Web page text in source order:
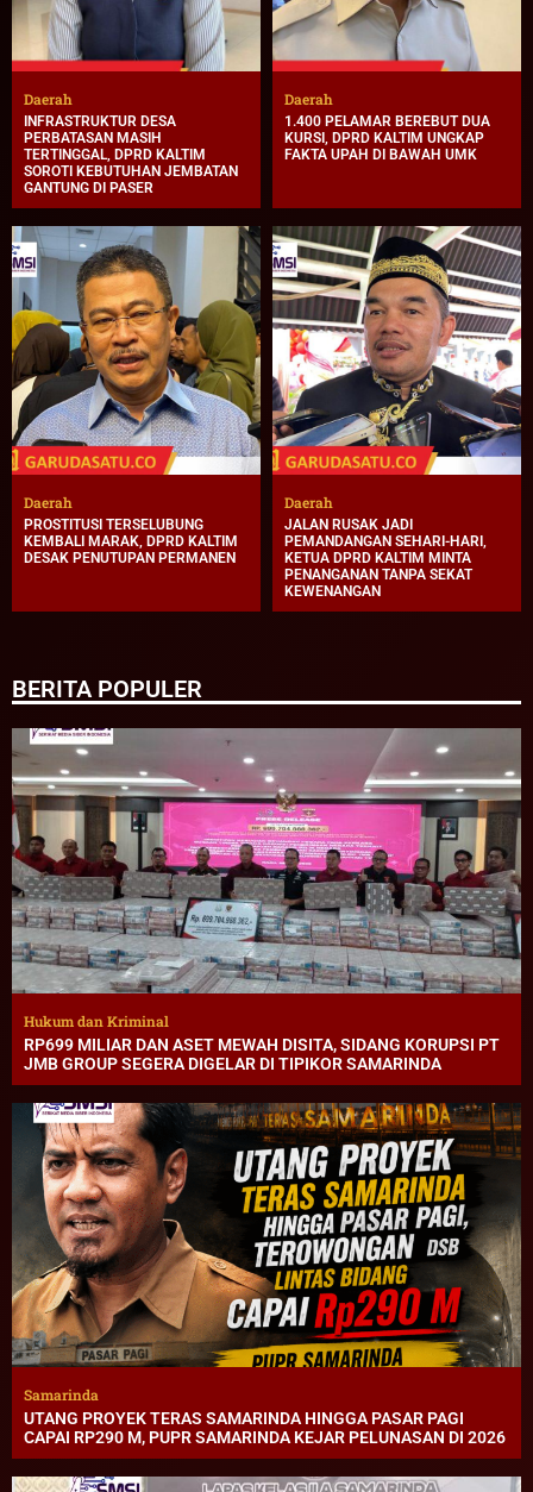
Daerah
INFRASTRUKTUR DESA
PERBATASAN MASIH
TERTINGGAL, DPRD KALTIM
SOROTI KEBUTUHAN JEMBATAN
GANTUNG DI PASER
Daerah
1.400 PELAMAR BEREBUT DUA
KURSI, DPRD KALTIM UNGKAP
FAKTA UPAH DI BAWAH UMK
Daerah
PROSTITUSI TERSELUBUNG
KEMBALI MARAK, DPRD KALTIM
DESAK PENUTUPAN PERMANEN
Daerah
JALAN RUSAK JADI
PEMANDANGAN SEHARI-HARI,
KETUA DPRD KALTIM MINTA
PENANGANAN TANPA SEKAT
KEWENANGAN
BERITA POPULER
Hukum dan Kriminal
RP699 MILIAR DAN ASET MEWAH DISITA, SIDANG KORUPSI PT
JMB GROUP SEGERA DIGELAR DI TIPIKOR SAMARINDA
Samarinda
UTANG PROYEK TERAS SAMARINDA HINGGA PASAR PAGI
CAPAI RP290 M, PUPR SAMARINDA KEJAR PELUNASAN DI 2026